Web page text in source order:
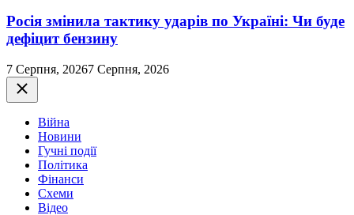
Росія змінила тактику ударів по Україні: Чи буде
дефіцит бензину
7 Серпня, 20267 Серпня, 2026
Закрити
Війна
Новини
Гучні події
Політика
Фінанси
Схеми
Відео